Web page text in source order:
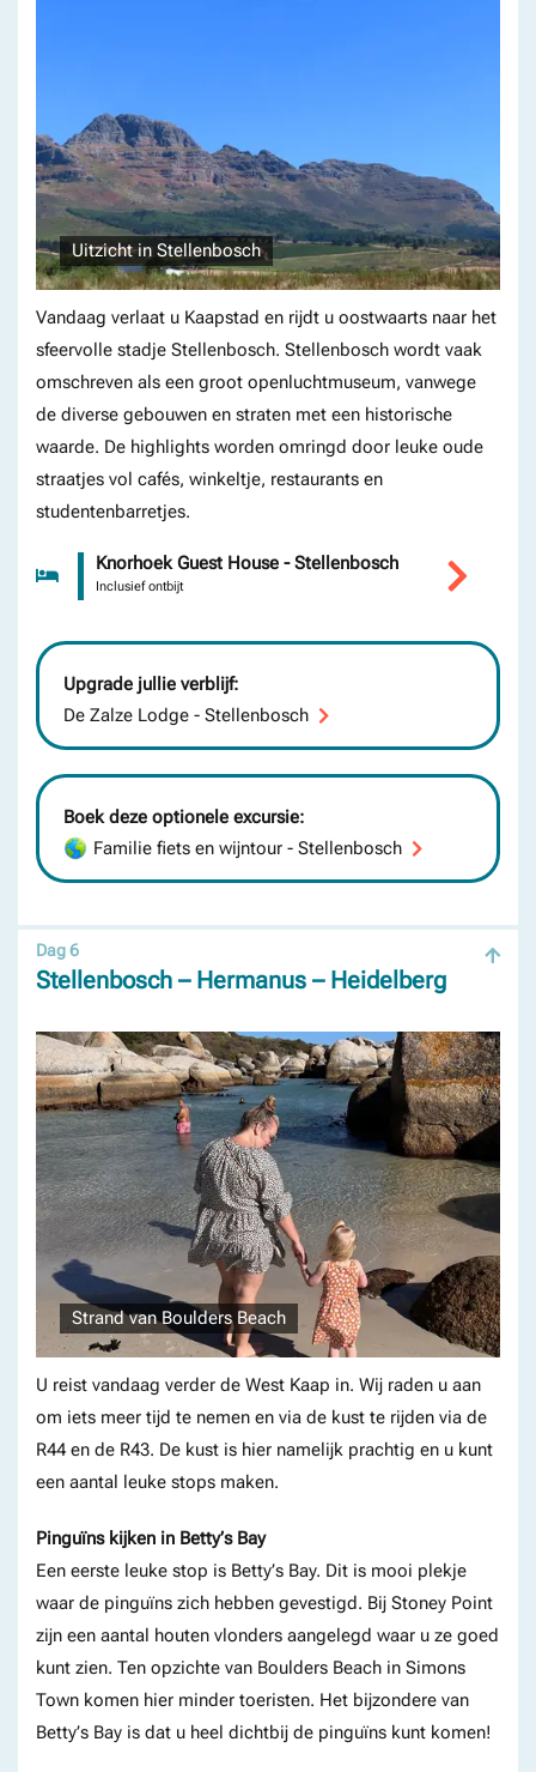
Vandaag verlaat u Kaapstad en rijdt u oostwaarts naar het
sfeervolle stadje Stellenbosch. Stellenbosch wordt vaak
omschreven als een groot openluchtmuseum, vanwege
de diverse gebouwen en straten met een historische
waarde. De highlights worden omringd door leuke oude
straatjes vol cafés, winkeltje, restaurants en
studentenbarretjes.
Knorhoek Guest House - Stellenbosch
Inclusief ontbijt
Upgrade jullie verblijf:
De Zalze Lodge - Stellenbosch
Boek deze optionele excursie:
Familie fiets en wijntour - Stellenbosch
Uitzicht in Stellenbosch
Stellenbosch – Hermanus – Heidelberg
Dag 6
U reist vandaag verder de West Kaap in. Wij raden u aan
om iets meer tijd te nemen en via de kust te rijden via de
R44 en de R43. De kust is hier namelijk prachtig en u kunt
een aantal leuke stops maken.
Pinguïns kijken in Betty’s Bay
Een eerste leuke stop is Betty’s Bay. Dit is mooi plekje
waar de pinguïns zich hebben gevestigd. Bij Stoney Point
zijn een aantal houten vlonders aangelegd waar u ze goed
kunt zien. Ten opzichte van Boulders Beach in Simons
Town komen hier minder toeristen. Het bijzondere van
Betty’s Bay is dat u heel dichtbij de pinguïns kunt komen!
Strand van Boulders Beach